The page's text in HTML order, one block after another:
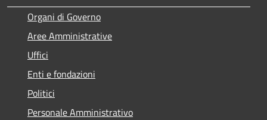
Organi di Governo
Aree Amministrative
Uffici
Enti e fondazioni
Politici
Personale Amministrativo